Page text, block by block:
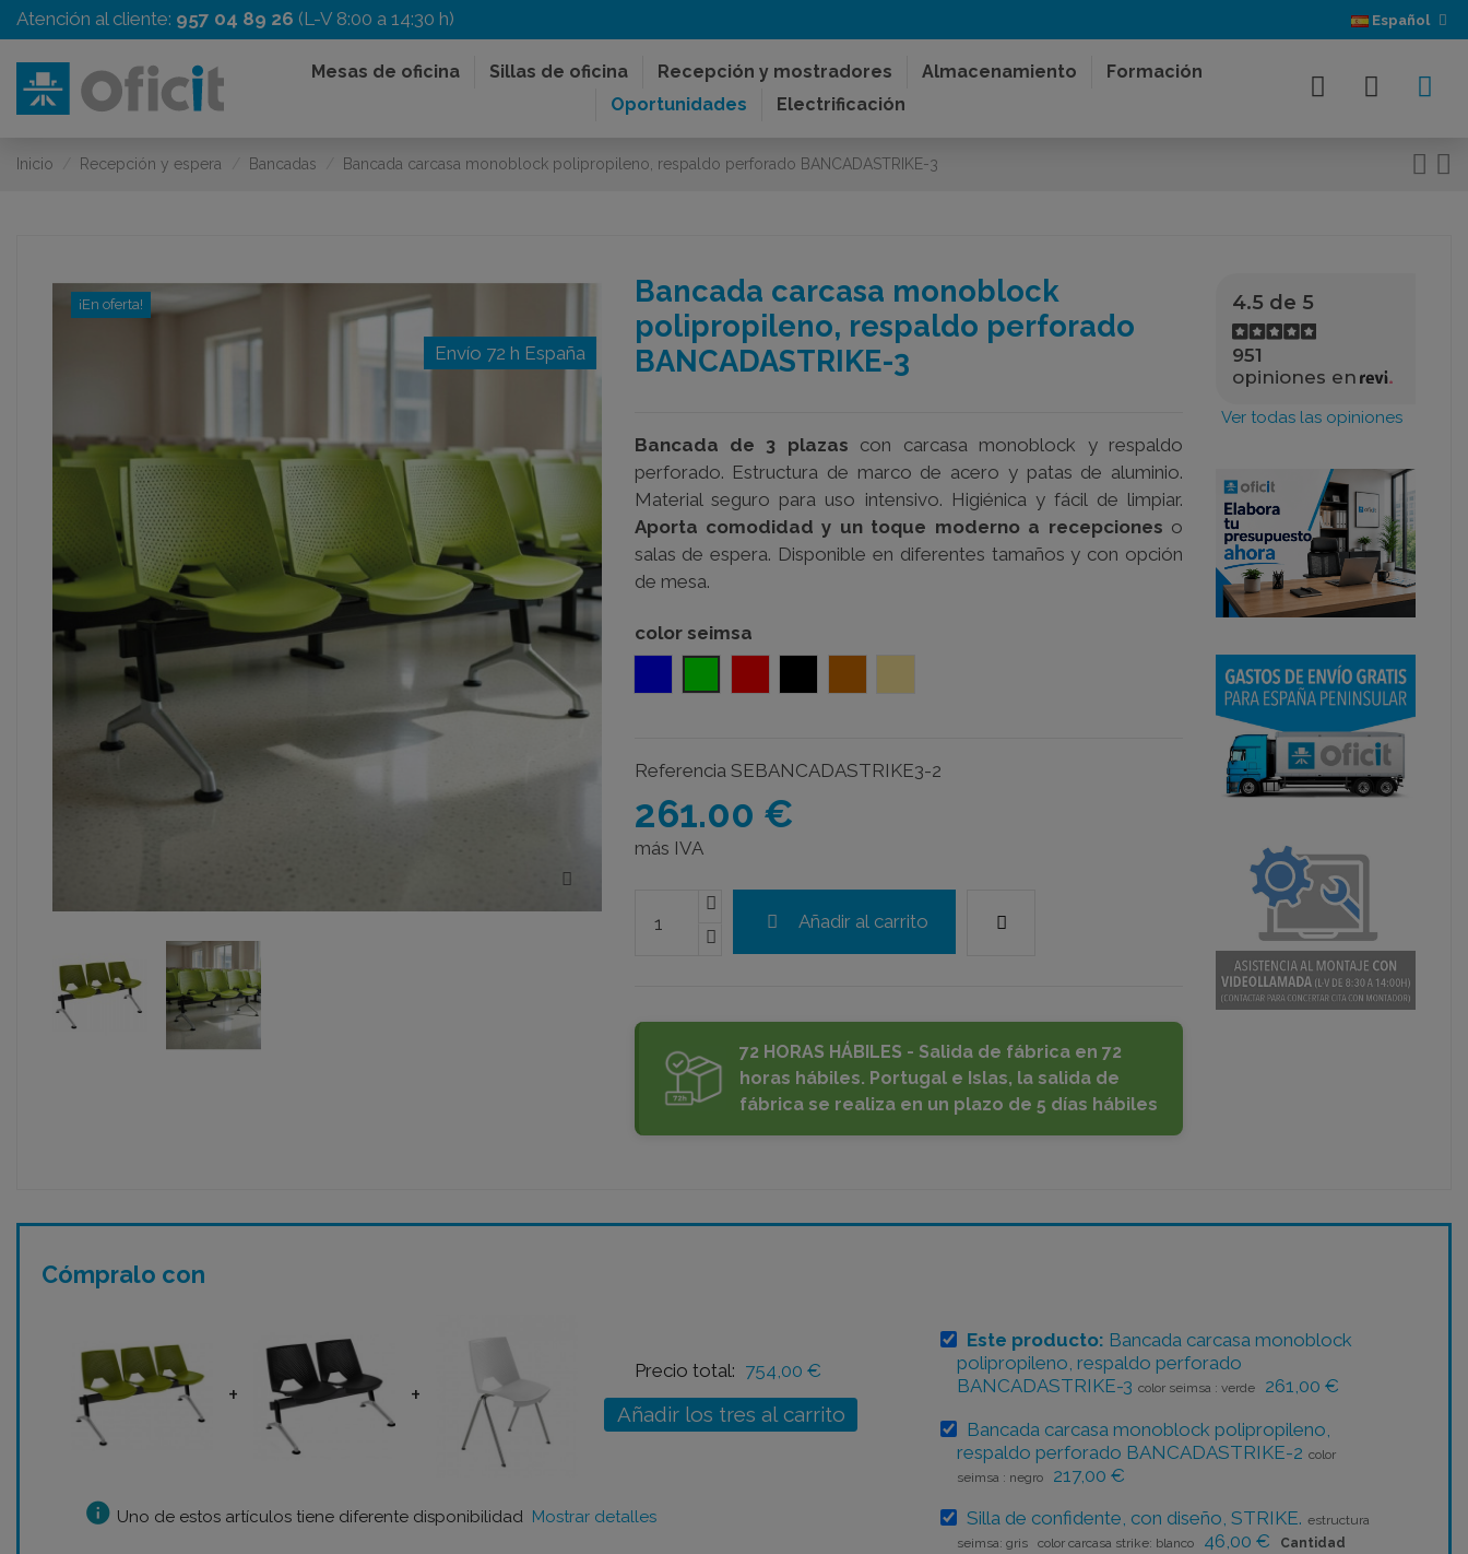
Atención al cliente: 957 04 89 26 (L-V 8:00 a 14:30 h) Español
Mesas de oficina Sillas de oficina Recepción y mostradores Almacenamiento
Formación
Oportunidades
Electrificación
Inicio Recepción y espera Bancadas Bancada carcasa monoblock polipropileno, respaldo perforado BANCADASTRIKE-3
¡En oferta!
Envío 72 h España
Bancada carcasa monoblock
polipropileno, respaldo perforado
BANCADASTRIKE-3
Bancada de 3 plazas con carcasa monoblock y respaldo
perforado. Estructura de marco de acero y patas de aluminio.
Material seguro para uso intensivo. Higiénica y fácil de limpiar.
Aporta comodidad y un toque moderno a recepciones o
salas de espera. Disponible en diferentes tamaños y con opción
de mesa.
color seimsa
Referencia SEBANCADASTRIKE3-2
261.00 €
más IVA
Añadir al carrito
72 HORAS HÁBILES - Salida de fábrica en 72
horas hábiles. Portugal e Islas, la salida de
fábrica se realiza en un plazo de 5 días hábiles
4.5 de 5
951
opiniones en
Ver todas las opiniones
Cómpralo con
+ +
Precio total: 754,00 €
Añadir los tres al carrito
info Uno de estos artículos tiene diferente disponibilidad Mostrar detalles
Este producto: Bancada carcasa monoblock
polipropileno, respaldo perforado
BANCADASTRIKE-3 color seimsa : verde
261,00 €
Bancada carcasa monoblock polipropileno,
respaldo perforado BANCADASTRIKE-2 color
seimsa : negro
217,00 €
Silla de confidente, con diseño, STRIKE. estructura
seimsa: gris color carcasa strike: blanco
46,00 €
Cantidad